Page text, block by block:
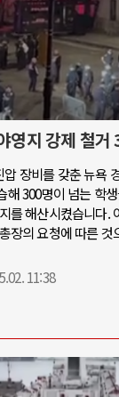
영지 강제 철거
장비를 갖춘 뉴욕
해 300명이 넘는 학
를 해산시켰습니다.
장의 요청에 따른 것
11:38